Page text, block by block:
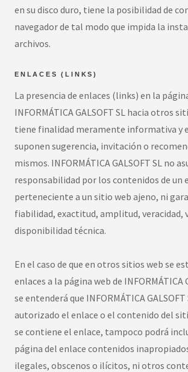
en su disco duro, tiene la posibilidad de
navegador de tal modo que impida la
archivos.
ENLACES (LINKS)
La presencia de enlaces (links) en la
INFORMÁTICA GALSOFT SL hacia otros
tiene finalidad meramente informativa y
suponen sugerencia, invitación o
mismos. INFORMÁTICA GALSOFT SL no
responsabilidad por los contenidos de un
perteneciente a un sitio web ajeno, ni
fiabilidad, exactitud, amplitud, veracidad,
disponibilidad técnica.
En el caso de que en otros sitios web se
enlaces a la página web de INFORMÁTICA
se entenderá que INFORMÁTICA GALSOFT
autorizado el enlace o el contenido del
se contiene el enlace, tampoco podrá
página del enlace contenidos
ilegales, obscenos o ilícitos, ni otros